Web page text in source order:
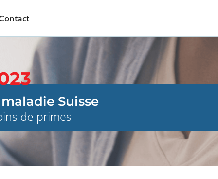
Suisse
de primes